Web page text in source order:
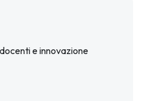
e innovazione